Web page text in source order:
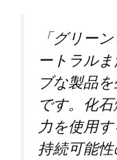
「グリー
ートラル
ブな製品
です。化
力を使用
持続可能